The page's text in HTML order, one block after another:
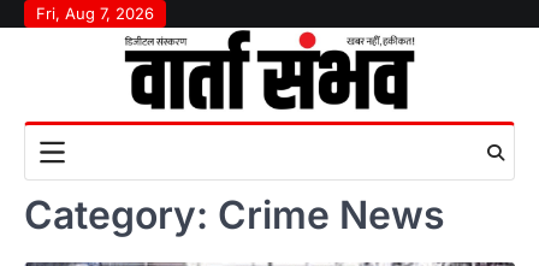
SkipFri, Aug 7, 2026
Category: Crime News